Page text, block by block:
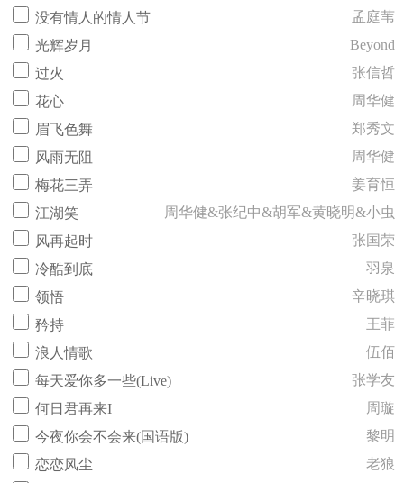
没有情人的情人节
孟庭苇
光辉岁月
Beyond
过火
张信哲
花心
周华健
眉飞色舞
郑秀文
风雨无阻
周华健
梅花三弄
姜育恒
江湖笑
周华健&张纪中&胡军&黄晓明&小虫
风再起时
张国荣
冷酷到底
羽泉
领悟
辛晓琪
矜持
王菲
浪人情歌
伍佰
每天爱你多一些(Live)
张学友
何日君再来I
周璇
今夜你会不会来(国语版)
黎明
恋恋风尘
老狼